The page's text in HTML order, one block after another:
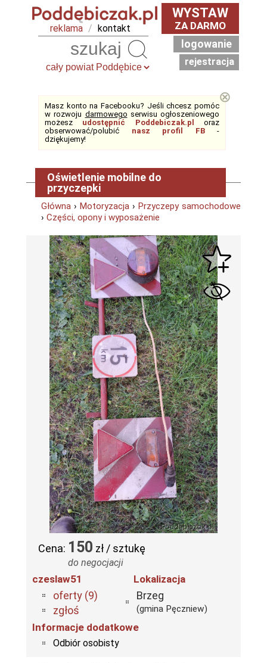
reklama / kontakt
WYSTAW
ZA DARMO
logowanie
rejestracja
Masz konto na Facebooku? Jeśli chcesz pomóc
w rozwoju darmowego serwisu ogłoszeniowego
możesz udostępnić Poddebiczak.pl
oraz
obserwować/polubić nasz profil FB-
dziękujemy!
⊗
Oświetlenie mobilne do
przyczepki
Główna › Motoryzacja › Przyczepy samochodowe
› Części, opony i wyposażenie
Cena: 150 zł / sztukę
do negocjacji
czeslaw51
oferty (9)
zgłoś
Lokalizacja
Brzeg
(gmina Pęczniew)
Informacje dodatkowe
Odbiór osobisty